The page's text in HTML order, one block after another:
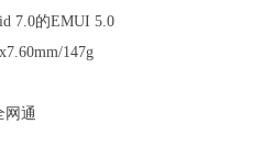
7.0的EMUI 5.0
147g
网通